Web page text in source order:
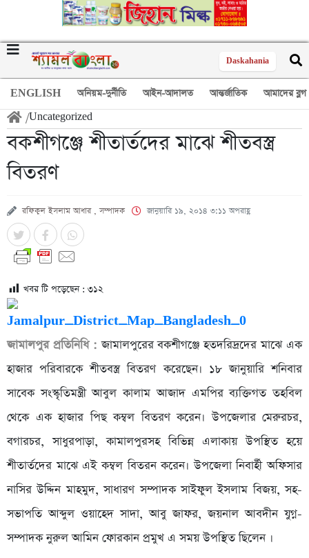
Daskahania
ENGLISH অনিয়ম-দুর্নীতি আইন-আদালত আন্তর্জাতিক আমাদের ব্লগ
/Uncategorized
বকশীগঞ্জে শীতার্তদের মাঝে শীতবস্ত্র
বিতরণ
রফিকুল ইসলাম আধার , সম্পাদক জানুয়ারি ১৯, ২০১৪ ৩:১১ অপরাহ্ণ
খবর টি পড়েছেন : ৩১২
জামালপুর প্রতিনিধি : জামালপুরের বকশীগঞ্জে হতদরিদ্রদের মাঝে এক
হাজার পরিবারকে শীতবস্ত্র বিতরণ করেছেন। ১৮ জানুয়ারি শনিবার
সাবেক সংস্কৃতিমন্ত্রী আবুল কালাম আজাদ এমপির ব্যক্তিগত তহবিল
থেকে এক হাজার পিছ কম্বল বিতরণ করেন। উপজেলার মেরুরচর,
বগারচর, সাধুরপাড়া, কামালপুরসহ বিভিন্ন এলাকায় উপস্থিত হয়ে
শীতার্তদের মাঝে এই কম্বল বিতরন করেন। উপজেলা নিবার্হী অফিসার
নাসির উদ্দিন মাহমুদ, সাধারণ সম্পাদক সাইফুল ইসলাম বিজয়, সহ-
সভাপতি আব্দুল ওয়াহেদ সাদা, আবু জাফর, জয়নাল আবদীন যুগ্ন-
সম্পাদক নুরুল আমিন ফোরকান প্রমুখ এ সময় উপস্থিত ছিলেন ।